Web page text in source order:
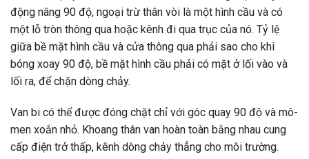
động nâng 90 độ, ngoại trừ thân vòi là một hình cầu và có
một lỗ tròn thông qua hoặc kênh đi qua trục của nó. Tỷ lệ
giữa bề mặt hình cầu và cửa thông qua phải sao cho khi
bóng xoay 90 độ, bề mặt hình cầu phải có mặt ở lối vào và
lối ra, để chặn dòng chảy.
Van bi có thể được đóng chặt chỉ với góc quay 90 độ và mô-
men xoắn nhỏ. Khoang thân van hoàn toàn bằng nhau cung
cấp điện trở thấp, kênh dòng chảy thẳng cho môi trường.